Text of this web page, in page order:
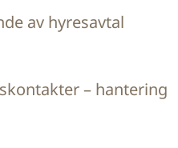
av hyresavtal
– hantering